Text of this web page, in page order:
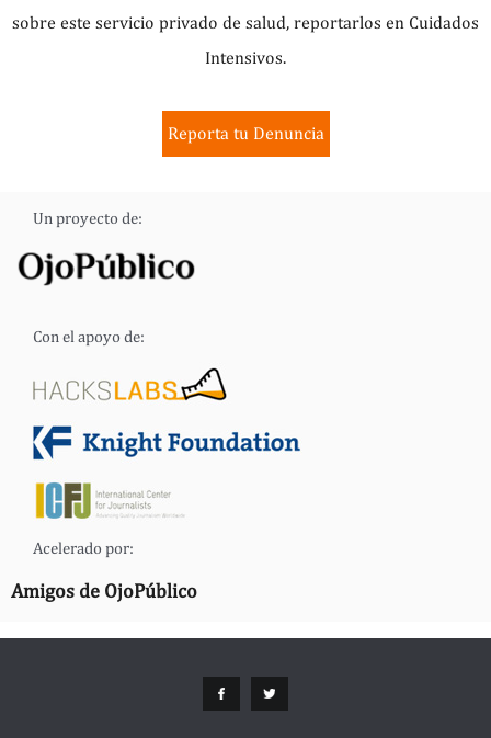
sobre este servicio privado de salud, reportarlos en Cuidados
Intensivos.
Reporta tu Denuncia
Un proyecto de:
Con el apoyo de:
Acelerado por:
Amigos de OjoPúblico